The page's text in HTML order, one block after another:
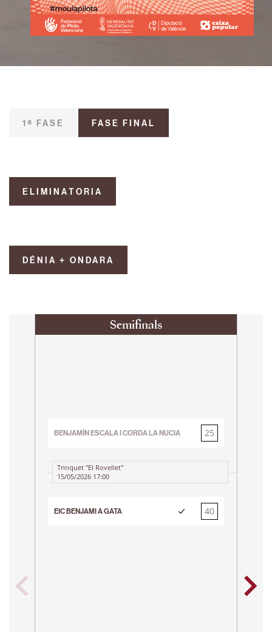
1ª FASE FASE FINAL
ELIMINATORIA
DÉNIA + ONDARA
Semifinals
BENJAMÍN ESCALA I CORDA LA NUCIA
25
40
EIC BENJAMI A GATA
40
25
Trinquet "El Rovellet"
15/05/2026 17:00